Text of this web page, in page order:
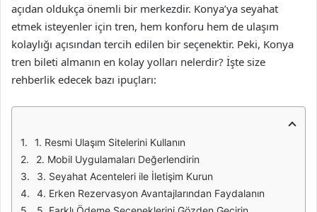
açıdan oldukça önemli bir merkezdir. Konya’ya seyahat
etmek isteyenler için tren, hem konforu hem de ulaşım
kolaylığı açısından tercih edilen bir seçenektir. Peki, Konya
tren bileti almanın en kolay yolları nelerdir? İşte size
rehberlik edecek bazı ipuçları:
1. Resmi Ulaşım Sitelerini Kullanın
2. Mobil Uygulamaları Değerlendirin
3. Seyahat Acenteleri ile İletişim Kurun
4. Erken Rezervasyon Avantajlarından Faydalanın